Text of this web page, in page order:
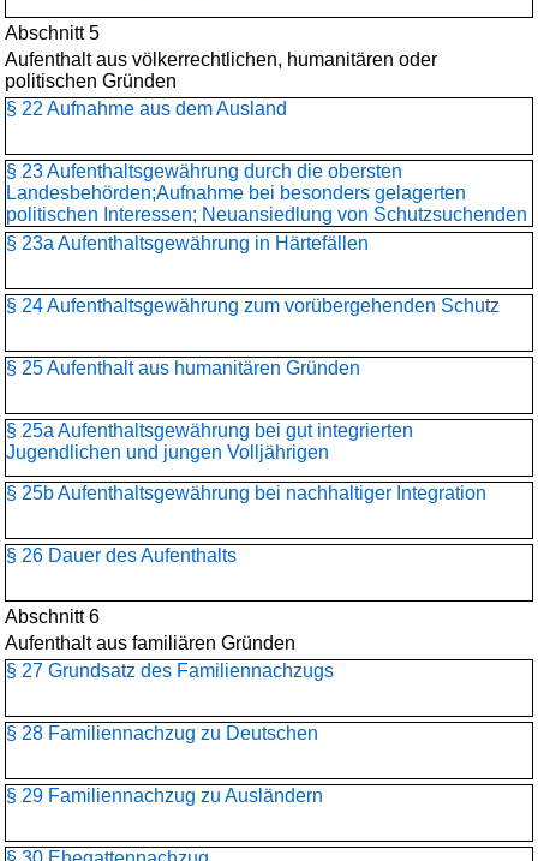
Abschnitt 5
Aufenthalt aus völkerrechtlichen, humanitären oder
politischen Gründen
§ 22 Aufnahme aus dem Ausland
§ 23 Aufenthaltsgewährung durch die obersten
Landesbehörden;Aufnahme bei besonders gelagerten
politischen Interessen; Neuansiedlung von Schutzsuchenden
§ 23a Aufenthaltsgewährung in Härtefällen
§ 24 Aufenthaltsgewährung zum vorübergehenden Schutz
§ 25 Aufenthalt aus humanitären Gründen
§ 25a Aufenthaltsgewährung bei gut integrierten
Jugendlichen und jungen Volljährigen
§ 25b Aufenthaltsgewährung bei nachhaltiger Integration
§ 26 Dauer des Aufenthalts
Abschnitt 6
Aufenthalt aus familiären Gründen
§ 27 Grundsatz des Familiennachzugs
§ 28 Familiennachzug zu Deutschen
§ 29 Familiennachzug zu Ausländern